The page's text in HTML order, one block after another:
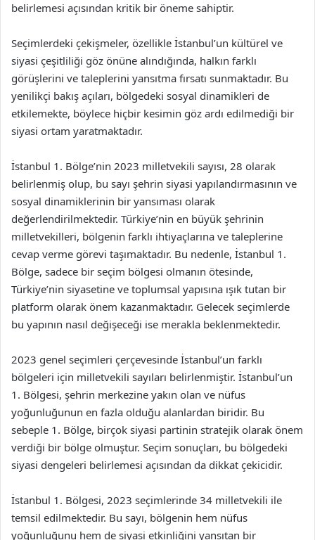
belirlemesi açısından kritik bir öneme sahiptir.
Seçimlerdeki çekişmeler, özellikle İstanbul’un kültürel ve
siyasi çeşitliliği göz önüne alındığında, halkın farklı
görüşlerini ve taleplerini yansıtma fırsatı sunmaktadır. Bu
yenilikçi bakış açıları, bölgedeki sosyal dinamikleri de
etkilemekte, böylece hiçbir kesimin göz ardı edilmediği bir
siyasi ortam yaratmaktadır.
İstanbul 1. Bölge’nin 2023 milletvekili sayısı, 28 olarak
belirlenmiş olup, bu sayı şehrin siyasi yapılandırmasının ve
sosyal dinamiklerinin bir yansıması olarak
değerlendirilmektedir. Türkiye’nin en büyük şehrinin
milletvekilleri, bölgenin farklı ihtiyaçlarına ve taleplerine
cevap verme görevi taşımaktadır. Bu nedenle, İstanbul 1.
Bölge, sadece bir seçim bölgesi olmanın ötesinde,
Türkiye’nin siyasetine ve toplumsal yapısına ışık tutan bir
platform olarak önem kazanmaktadır. Gelecek seçimlerde
bu yapının nasıl değişeceği ise merakla beklenmektedir.
2023 genel seçimleri çerçevesinde İstanbul’un farklı
bölgeleri için milletvekili sayıları belirlenmiştir. İstanbul’un
1. Bölgesi, şehrin merkezine yakın olan ve nüfus
yoğunluğunun en fazla olduğu alanlardan biridir. Bu
sebeple 1. Bölge, birçok siyasi partinin stratejik olarak önem
verdiği bir bölge olmuştur. Seçim sonuçları, bu bölgedeki
siyasi dengeleri belirlemesi açısından da dikkat çekicidir.
İstanbul 1. Bölgesi, 2023 seçimlerinde 34 milletvekili ile
temsil edilmektedir. Bu sayı, bölgenin hem nüfus
yoğunluğunu hem de siyasi etkinliğini yansıtan bir